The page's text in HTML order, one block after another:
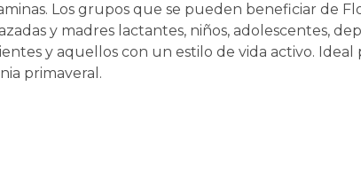
Los grupos que se pueden beneficiar de
y madres lactantes, niños, adolescentes,
y aquellos con un estilo de vida activo. Ideal
primaveral.